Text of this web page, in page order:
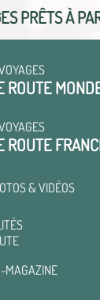
PRÊTS À
ROUTE
ROUTE
& VIDÉOS
MAGAZINE